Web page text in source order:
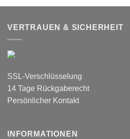
VERTRAUEN & SICHERHEIT
SSL-Verschlüsselung
14 Tage Rückgaberecht
Persönlicher Kontakt
INFORMATIONEN